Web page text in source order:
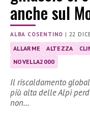
anche sul
ALBA COSENTINO | 22
ALLARME ALTEZZA
NOVELLA2000
Il riscaldamento
più alta delle Alpi
non…